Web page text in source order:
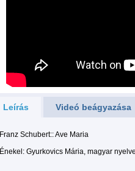
Leírás Videó beágyazása
Franz Schubert:: Ave Maria
Énekel: Gyurkovics Mária, magyar